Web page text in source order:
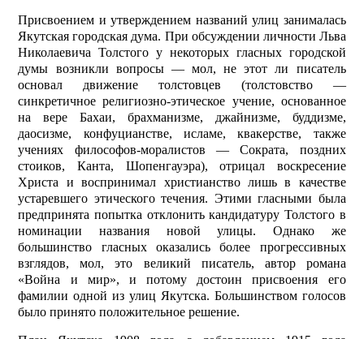
Присвоением и утверждением названий улиц занималась
Якутская городская дума. При обсуждении личности Льва
Николаевича Толстого у некоторых гласных городской
думы возникли вопросы — мол, не этот ли писатель
основал движение толстовцев (толстовство —
синкретичное религиозно-этическое учение, основанное
на вере Бахаи, брахманизме, джайнизме, буддизме,
даосизме, конфуцианстве, исламе, квакерстве, также
учениях философов-моралистов — Сократа, поздних
стоиков, Канта, Шопенгауэра), отрицал воскресение
Христа и воспринимал христианство лишь в качестве
устаревшего этического течения. Этими гласными была
предпринята попытка отклонить кандидатуру Толстого в
номинации названия новой улицы. Однако же
большинство глас­ных оказались более прогрессивных
взглядов, мол, это великий писатель, автор романа
«Война и мир», и потому достоин присвоения его
фамилии одной из улиц Якутска. Большинством голосов
было принято положительное решение.